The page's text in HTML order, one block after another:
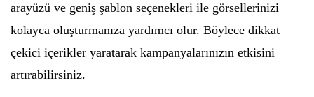
arayüzü ve geniş şablon seçenekleri ile görsellerinizi
kolayca oluşturmanıza yardımcı olur. Böylece dikkat
çekici içerikler yaratarak kampanyalarınızın etkisini
artırabilirsiniz.